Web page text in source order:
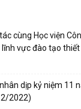
cùng Học viện
vực đào tạo
dịp kỷ niệm 11
2022)